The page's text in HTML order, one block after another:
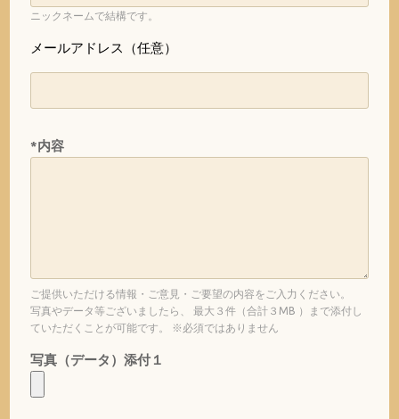
ニックネームで結構です。
メールアドレス（任意）
*内容
ご提供いただける情報・ご意見・ご要望の内容をご入力ください。
写真やデータ等ございましたら、 最大３件（合計３MB ）まで添付し
ていただくことが可能です。 ※必須ではありません
写真（データ）添付１